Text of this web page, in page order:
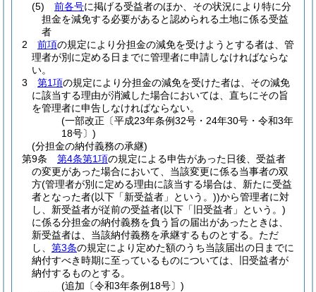
(5)
前各号に掲げる受益者のほか、その状況により特に分
担金を減免する必要があると認められる土地に係る受益
者
2
前項の規定により分担金の減免を受けようとする者は、管
理者が別に定める日までに管理者に申請しなければならな
い。
3
第1項の規定により分担金の減免を受けた者は、その減免
に該当する理由が消滅した場合においては、直ちにその旨
を管理者に申告しなければならない。
(一部改正〔平成23年条例32号・24年30号・令和3年
18号〕)
(分担金の納付義務の承継)
第9条
第4条第1項の規定による申告があった日後、受益者
の変更があった場合において、当該変更に係る当事者の双
方(管理者が別に定める理由に該当する場合は、新たに受益
者となった者(以下「新受益者」という。))から管理者に対
し、新受益者が従前の受益者(以下「旧受益者」という。)
に係る分担金の納付義務を負う旨の届出があったときは、
新受益者は、当該納付義務を承継するものとする。 ただ
し、 第3条の規定により定めた額のうち当該届出の日までに
納付すべき時期に至っているものについては、旧受益者が
納付するものとする。
(追加〔令和3年条例18号〕)